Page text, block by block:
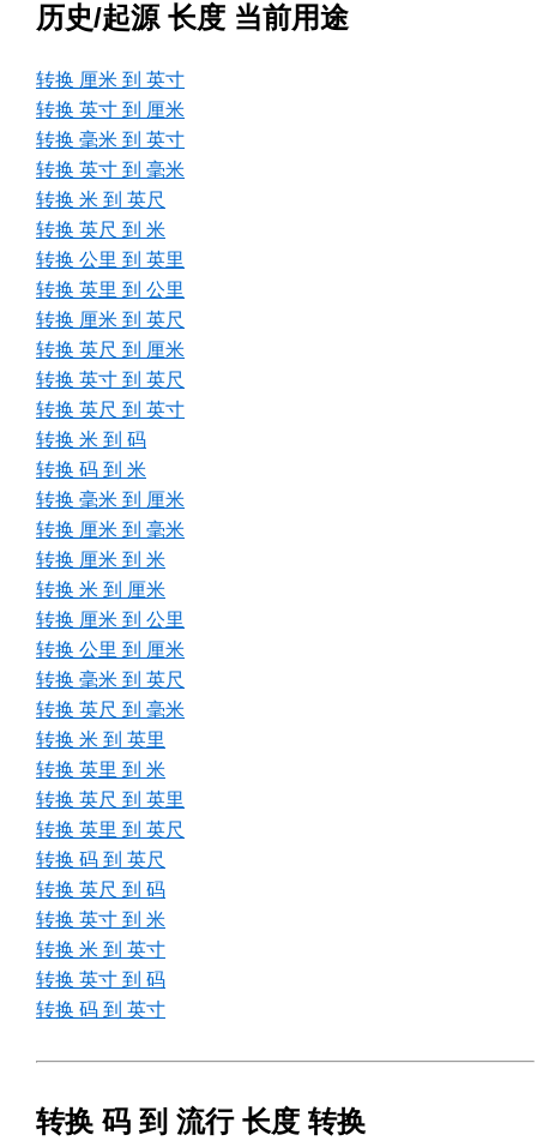
历史/起源 长度 当前用途
转换 厘米 到 英寸
转换 英寸 到 厘米
转换 毫米 到 英寸
转换 英寸 到 毫米
转换 米 到 英尺
转换 英尺 到 米
转换 公里 到 英里
转换 英里 到 公里
转换 厘米 到 英尺
转换 英尺 到 厘米
转换 英寸 到 英尺
转换 英尺 到 英寸
转换 米 到 码
转换 码 到 米
转换 毫米 到 厘米
转换 厘米 到 毫米
转换 厘米 到 米
转换 米 到 厘米
转换 厘米 到 公里
转换 公里 到 厘米
转换 毫米 到 英尺
转换 英尺 到 毫米
转换 米 到 英里
转换 英里 到 米
转换 英尺 到 英里
转换 英里 到 英尺
转换 码 到 英尺
转换 英尺 到 码
转换 英寸 到 米
转换 米 到 英寸
转换 英寸 到 码
转换 码 到 英寸
转换 码 到 流行 长度 转换